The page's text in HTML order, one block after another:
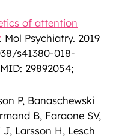
of attention
. Mol Psychiatry. 2019
s41380-018-
29892054;
P, Banaschewski
B, Faraone SV,
Larsson H, Lesch